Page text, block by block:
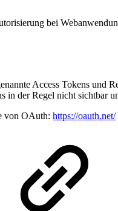
bei
Access Tokens und
der Regel nicht sichtbar
von OAuth: https://oauth.net/